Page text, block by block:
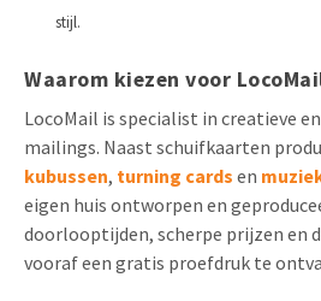
stijl.
Waarom kiezen voor
LocoMail is specialist in creatieve
mailings. Naast schuifkaarten
kubussen, turning cards en
eigen huis ontworpen en
doorlooptijden, scherpe prijzen en
vooraf een gratis proefdruk te